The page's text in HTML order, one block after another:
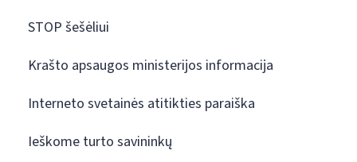
STOP šešėliui
Krašto apsaugos ministerijos informacija
Interneto svetainės atitikties paraiška
Ieškome turto savininkų